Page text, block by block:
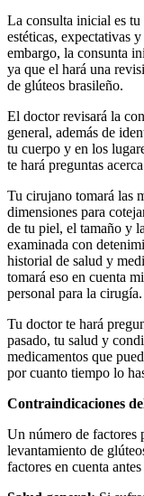
La consulta inicial es
estéticas, expectativas
embargo, la consunta
ya que el hará una
de glúteos brasileño.
El doctor revisará la
general, además de
tu cuerpo y en los
te hará preguntas
Tu cirujano tomará las
dimensiones para
de tu piel, el tamaño y
examinada con
historial de salud y
tomará eso en cuenta
personal para la cirugía.
Tu doctor te hará
pasado, tu salud y
medicamentos que
por cuanto tiempo lo
Contraindicaciones
Un número de factores
levantamiento de
factores en cuenta